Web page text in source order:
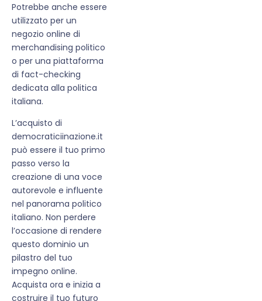
Potrebbe anche essere
utilizzato per un
negozio online di
merchandising politico
o per una piattaforma
di fact-checking
dedicata alla politica
italiana.
L’acquisto di
democraticiinazione.it
può essere il tuo primo
passo verso la
creazione di una voce
autorevole e influente
nel panorama politico
italiano. Non perdere
l’occasione di rendere
questo dominio un
pilastro del tuo
impegno online.
Acquista ora e inizia a
costruire il tuo futuro